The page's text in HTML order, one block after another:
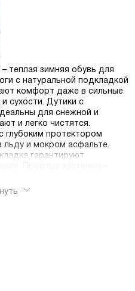
теплая зимняя обувь для
с натуральной подкладкой
комфорт даже в сильные
сухости. Дутики с
для снежной и
и легко чистятся.
глубоким протектором
льду и мокром асфальте.
гарантируют